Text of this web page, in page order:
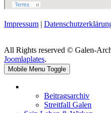
Impressum |
All Rights reserved © Galen-
Joomlaplates.
Mobile Menu Toggle
Beitragsarchiv
Streitfall Galen